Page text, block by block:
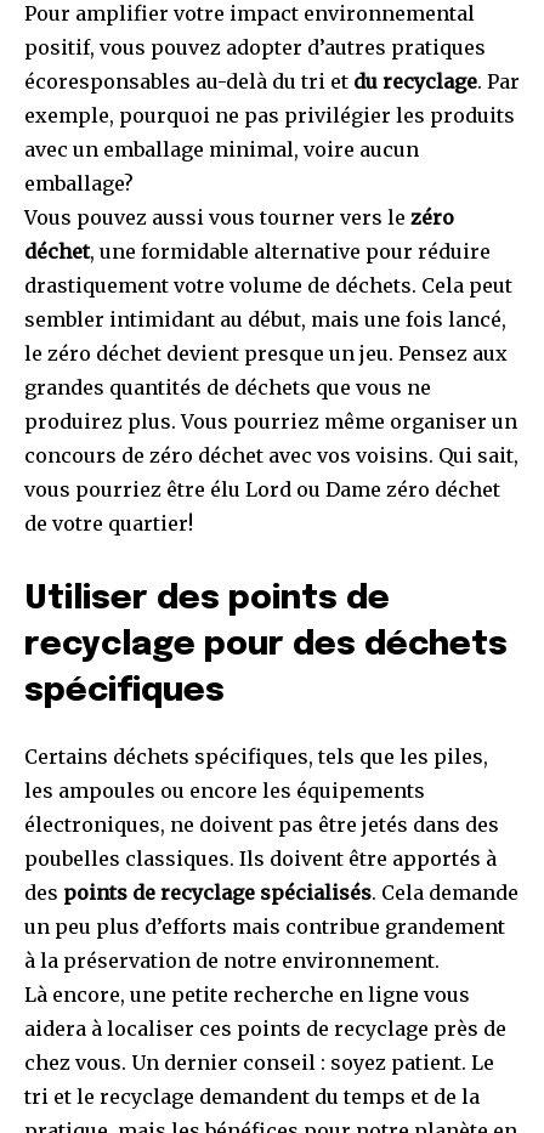
Pour amplifier votre impact environnemental
positif, vous pouvez adopter d’autres pratiques
écoresponsables au-delà du tri et du recyclage. Par
exemple, pourquoi ne pas privilégier les produits
avec un emballage minimal, voire aucun
emballage?
Vous pouvez aussi vous tourner vers le zéro
déchet, une formidable alternative pour réduire
drastiquement votre volume de déchets. Cela peut
sembler intimidant au début, mais une fois lancé,
le zéro déchet devient presque un jeu. Pensez aux
grandes quantités de déchets que vous ne
produirez plus. Vous pourriez même organiser un
concours de zéro déchet avec vos voisins. Qui sait,
vous pourriez être élu Lord ou Dame zéro déchet
de votre quartier!
Utiliser des points de
recyclage pour des déchets
spécifiques
Certains déchets spécifiques, tels que les piles,
les ampoules ou encore les équipements
électroniques, ne doivent pas être jetés dans des
poubelles classiques. Ils doivent être apportés à
des points de recyclage spécialisés. Cela demande
un peu plus d’efforts mais contribue grandement
à la préservation de notre environnement.
Là encore, une petite recherche en ligne vous
aidera à localiser ces points de recyclage près de
chez vous. Un dernier conseil : soyez patient. Le
tri et le recyclage demandent du temps et de la